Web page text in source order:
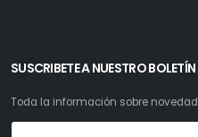
SUSCRIBETE A NUESTRO BOLETÍN
Toda la información sobre